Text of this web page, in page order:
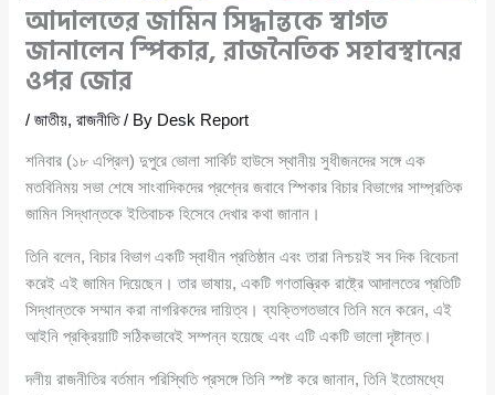
আদালতের জামিন সিদ্ধান্তকে স্বাগত
জানালেন স্পিকার, রাজনৈতিক সহাবস্থানের
ওপর জোর
/জাতীয়,রাজনীতি/ By Desk Report
শনিবার (১৮ এপ্রিল) দুপুরে ভোলা সার্কিট হাউসে স্থানীয় সুধীজনদের সঙ্গে এক
মতবিনিময় সভা শেষে সাংবাদিকদের প্রশ্নের জবাবে স্পিকার বিচার বিভাগের সাম্প্রতিক
জামিন সিদ্ধান্তকে ইতিবাচক হিসেবে দেখার কথা জানান।
তিনি বলেন, বিচার বিভাগ একটি স্বাধীন প্রতিষ্ঠান এবং তারা নিশ্চয়ই সব দিক বিবেচনা
করেই এই জামিন দিয়েছেন। তার ভাষায়, একটি গণতান্ত্রিক রাষ্ট্রে আদালতের প্রতিটি
সিদ্ধান্তকে সম্মান করা নাগরিকদের দায়িত্ব। ব্যক্তিগতভাবে তিনি মনে করেন, এই
আইনি প্রক্রিয়াটি সঠিকভাবেই সম্পন্ন হয়েছে এবং এটি একটি ভালো দৃষ্টান্ত।
দলীয় রাজনীতির বর্তমান পরিস্থিতি প্রসঙ্গে তিনি স্পষ্ট করে জানান, তিনি ইতোমধ্যে